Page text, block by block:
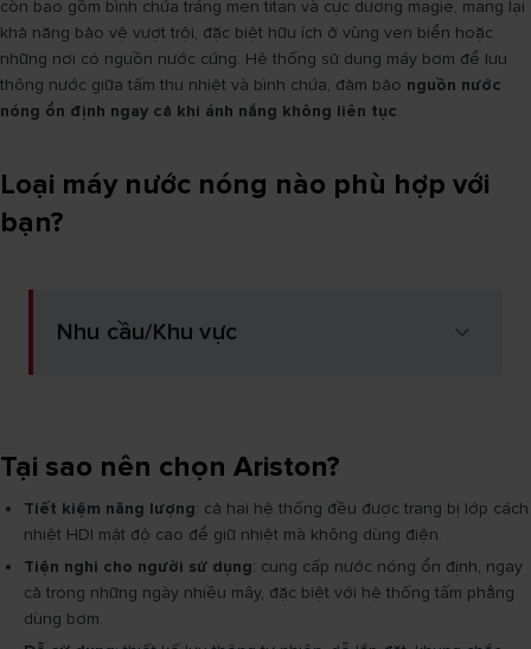
còn bao gồm bình chứa tráng men titan và cực dương magie, mang lại
khả năng bảo vệ vượt trội, đặc biệt hữu ích ở vùng ven biển hoặc
những nơi có nguồn nước cứng. Hệ thống sử dụng máy bơm để lưu
thông nước giữa tấm thu nhiệt và bình chứa, đảm bảo nguồn nước
nóng ổn định ngay cả khi ánh nắng không liên tục.
Loại máy nước nóng nào phù hợp với
bạn?
Nhu cầu/Khu vực
Tại sao nên chọn Ariston?
Tiết kiệm năng lượng: cả hai hệ thống đều được trang bị lớp cách
nhiệt HDI mật độ cao để giữ nhiệt mà không dùng điện.
Tiện nghi cho người sử dụng: cung cấp nước nóng ổn định, ngay
cả trong những ngày nhiều mây, đặc biệt với hệ thống tấm phẳng
dùng bơm.